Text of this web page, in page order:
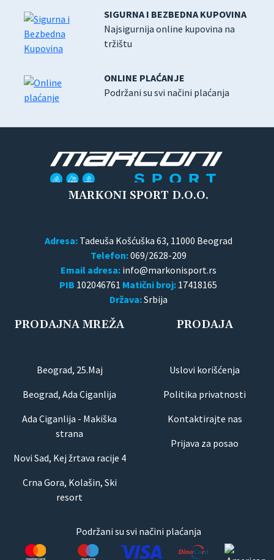
SIGURNA I BEZBEDNA KUPOVINA
Najsigurnija online kupovina na
tržištu
ONLINE PLAĆANJE
Podržani su svi načini plaćanja
MARKONI SPORT D.O.O.
Adresa:Tadeuša Košćuška 63, 11000 Beograd
Telefon:069/2628-209
Email adresa:
PIB 102046761 Matični broj: 17418165
Država:Srbija
PRODAJNA MREŽA
Beograd, 25.Maj
Beograd, Ada Ciganlija
Ada Ciganlija - Makiška
strana
Novi Sad, Kej žrtava racije 4
Crna Gora, Kolašin, Ski
resort
PRODAJA
Uslovi korišćenja
Politika privatnosti
Kontaktirajte nas
Prijava za posao
Podržani su svi načini plaćanja